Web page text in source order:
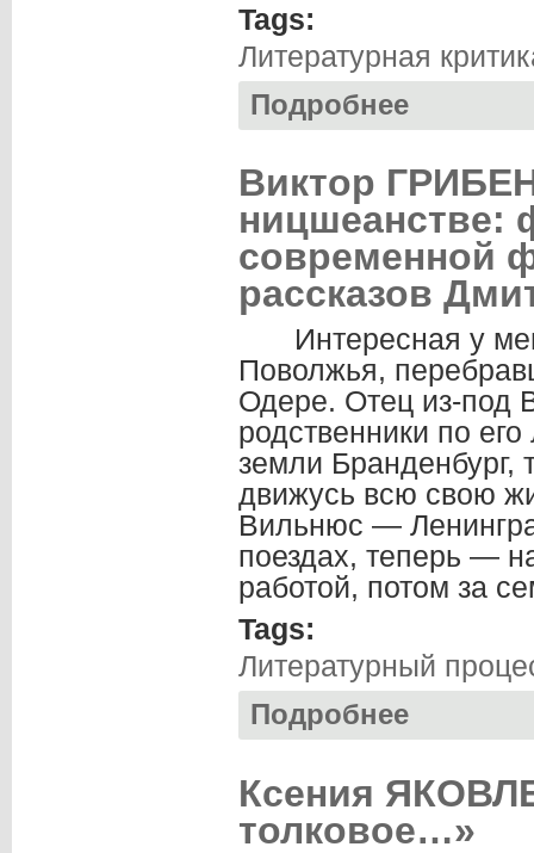
Tags:
Литературная
Подробнее
Виктор
ницшеанстве:
современной
рассказов
Интересная у
Поволжья,
Одере. Отец из-под
родственники по
земли Бранденбург,
движусь всю свою
Вильнюс —
поездах, теперь —
работой, потом за
Tags:
Литературный
Подробнее
Ксения
толковое…»